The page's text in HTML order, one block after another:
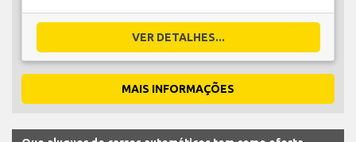
VER DETALHES...
MAIS INFORMAÇÕES